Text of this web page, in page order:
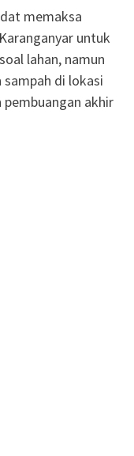
memaksa
untuk
lahan, namun
di lokasi
akhir